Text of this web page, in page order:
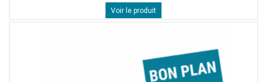
Voir le produit